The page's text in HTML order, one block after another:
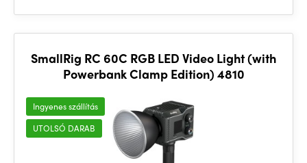
SmallRig RC 60C RGB LED Video Light (with
Powerbank Clamp Edition) 4810
Ingyenes szállítás
UTOLSÓ DARAB